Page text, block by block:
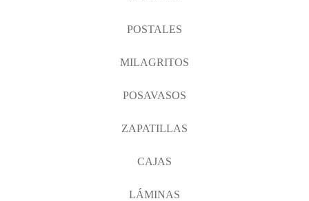
POSTALES
MILAGRITOS
POSAVASOS
ZAPATILLAS
CAJAS
LÁMINAS